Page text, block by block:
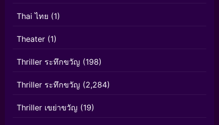
Thai ไทย (1)
Theater (1)
Thriller ระทึกขวัญ (198)
Thriller ระทึกขวัญ (2,284)
Thriller เขย่าขวัญ (19)